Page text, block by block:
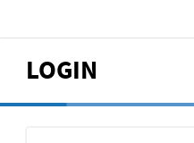
LOGIN